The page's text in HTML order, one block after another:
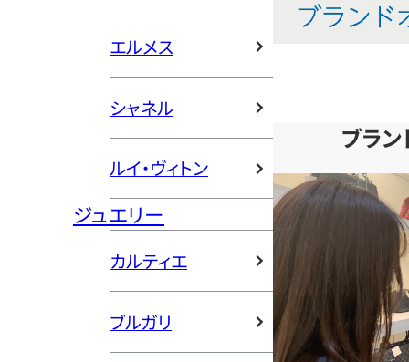
エルメス
シャネル
ルイ・ヴィトン
ジュエリー
カルティエ
ブルガリ
ブラ